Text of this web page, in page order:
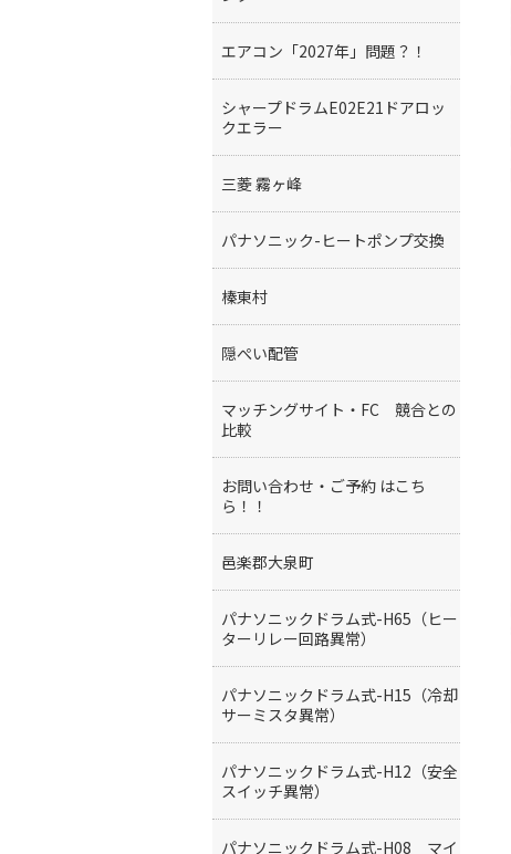
エアコン「2027年」問題？！
シャープドラムE02E21ドアロッ
クエラー
三菱 霧ヶ峰
パナソニック-ヒートポンプ交換
榛東村
隠ぺい配管
マッチングサイト・FC 競合との
比較
お問い合わせ・ご予約 はこち
ら！！
邑楽郡大泉町
パナソニックドラム式-H65（ヒー
ターリレー回路異常）
パナソニックドラム式-H15（冷却
サーミスタ異常）
パナソニックドラム式-H12（安全
スイッチ異常）
パナソニックドラム式-H08 マイ